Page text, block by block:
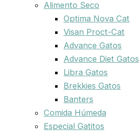
Alimento Seco
Optima Nova Cat
Visan Proct-Cat
Advance Gatos
Advance Diet Gatos
Libra Gatos
Brekkies Gatos
Banters
Comida Húmeda
Especial Gatitos